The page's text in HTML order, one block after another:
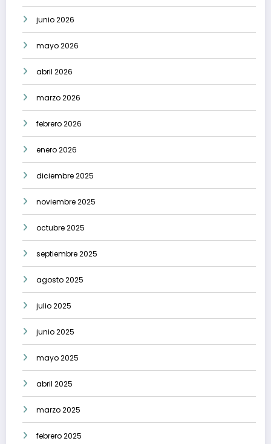
junio 2026
mayo 2026
abril 2026
marzo 2026
febrero 2026
enero 2026
diciembre 2025
noviembre 2025
octubre 2025
septiembre 2025
agosto 2025
julio 2025
junio 2025
mayo 2025
abril 2025
marzo 2025
febrero 2025